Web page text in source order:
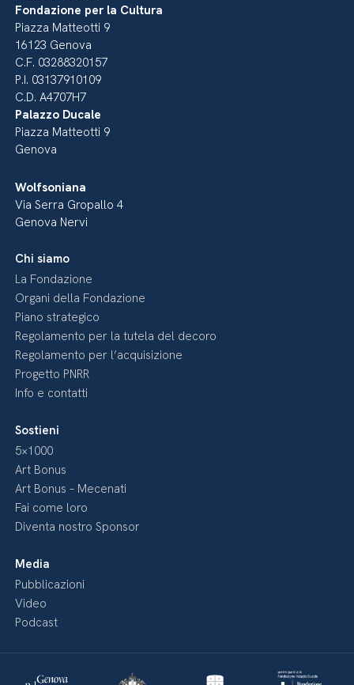
Fondazione per la Cultura
Piazza Matteotti 9
16123 Genova
C.F. 03288320157
P.I. 03137910109
C.D. A4707H7
Palazzo Ducale
Piazza Matteotti 9
Genova
Wolfsoniana
Via Serra Gropallo 4
Genova Nervi
Chi siamo
La Fondazione
Organi della Fondazione
Piano strategico
Regolamento per la tutela del decoro
Regolamento per l’acquisizione
Progetto PNRR
Info e contatti
Sostieni
5×1000
Art Bonus
Art Bonus – Mecenati
Fai come loro
Diventa nostro Sponsor
Media
Pubblicazioni
Video
Podcast